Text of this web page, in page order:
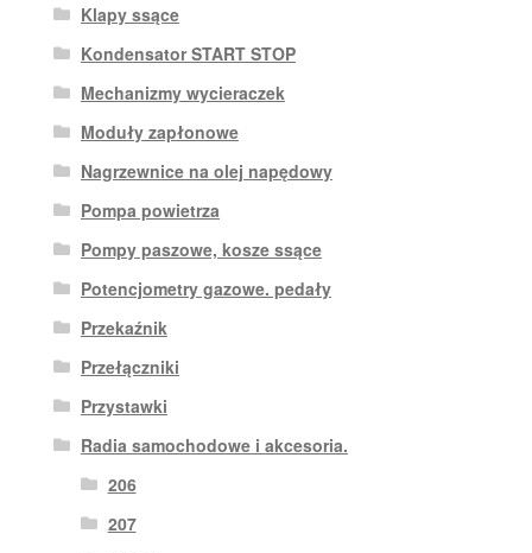
Klapy ssące
Kondensator START STOP
Mechanizmy wycieraczek
Moduły zapłonowe
Nagrzewnice na olej napędowy
Pompa powietrza
Pompy paszowe, kosze ssące
Potencjometry gazowe. pedały
Przekaźnik
Przełączniki
Przystawki
Radia samochodowe i akcesoria.
206
207